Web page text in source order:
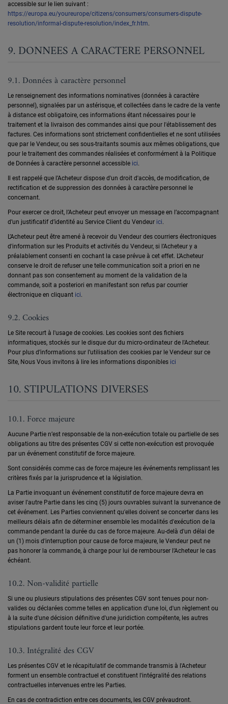
accessible sur le lien suivant :
https://europa.eu/youreurope/citizens/consumers/consumers-dispute-
resolution/informal-dispute-resolution/index_fr.htm.
9. DONNEES A CARACTERE PERSONNEL
9.1. Données à caractère personnel
Le renseignement des informations nominatives (données à caractère
personnel), signalées par un astérisque, et collectées dans le cadre de la vente
à distance est obligatoire, ces informations étant nécessaires pour le
traitement et la livraison des commandes ainsi que pour l'établissement des
factures. Ces informations sont strictement confidentielles et ne sont utilisées
que par le Vendeur, ou ses sous-traitants soumis aux mêmes obligations, que
pour le traitement des commandes réalisées et conformément à la Politique
de Données à caractère personnel accessible ici.
Il est rappelé que l’Acheteur dispose d'un droit d'accès, de modification, de
rectification et de suppression des données à caractère personnel le
concernant.
Pour exercer ce droit, l’Acheteur peut envoyer un message en l’accompagnant
d’un justificatif d’identité au Service Client du Vendeur ici.
L’Acheteur peut être amené à recevoir du Vendeur des courriers électroniques
d'information sur les Produits et activités du Vendeur, si l’Acheteur y a
préalablement consenti en cochant la case prévue à cet effet. L’Acheteur
conserve le droit de refuser une telle communication soit a priori en ne
donnant pas son consentement au moment de la validation de la
commande, soit a posteriori en manifestant son refus par courrier
électronique en cliquant ici.
9.2. Cookies
Le Site recourt à l'usage de cookies. Les cookies sont des fichiers
informatiques, stockés sur le disque dur du micro-ordinateur de l'Acheteur.
Pour plus d’informations sur l’utilisation des cookies par le Vendeur sur ce
Site, Nous Vous invitons à lire les informations disponibles ici
10. STIPULATIONS DIVERSES
10.1. Force majeure
Aucune Partie n’est responsable de la non-exécution totale ou partielle de ses
obligations au titre des présentes CGV si cette non-exécution est provoquée
par un événement constitutif de force majeure.
Sont considérés comme cas de force majeure les événements remplissant les
critères fixés par la jurisprudence et la législation.
La Partie invoquant un événement constitutif de force majeure devra en
aviser l'autre Partie dans les cinq (5) jours ouvrables suivant la survenance de
cet événement. Les Parties conviennent qu'elles doivent se concerter dans les
meilleurs délais afin de déterminer ensemble les modalités d'exécution de la
commande pendant la durée du cas de force majeure. Au-delà d'un délai de
un (1) mois d'interruption pour cause de force majeure, le Vendeur peut ne
pas honorer la commande, à charge pour lui de rembourser l’Acheteur le cas
échéant.
10.2. Non-validité partielle
Si une ou plusieurs stipulations des présentes CGV sont tenues pour non-
valides ou déclarées comme telles en application d'une loi, d'un règlement ou
à la suite d'une décision définitive d'une juridiction compétente, les autres
stipulations gardent toute leur force et leur portée.
10.3. Intégralité des CGV
Les présentes CGV et le récapitulatif de commande transmis à l'Acheteur
forment un ensemble contractuel et constituent l'intégralité des relations
contractuelles intervenues entre les Parties.
En cas de contradiction entre ces documents, les CGV prévaudront.